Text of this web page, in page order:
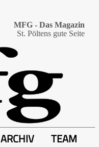
MFG - Das Magazin
St. Pöltens gute Seite
ARCHIV TEAM